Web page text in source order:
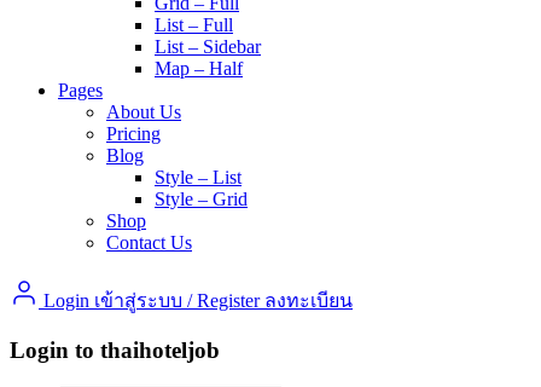
List – Full
List – Sidebar
Map – Half
Pages
About Us
Pricing
Blog
Style – List
Style – Grid
Shop
Contact Us
Login เข้าสู่ระบบ / Register ลงทะเบียน
Login to thaihoteljob